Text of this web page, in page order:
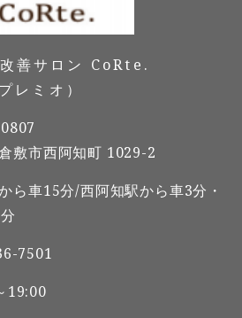
善サロン CoRte.
ミオ）
敷市西阿知町 1029-2
ら車15分/西阿知駅から車3分・
7501
19:00